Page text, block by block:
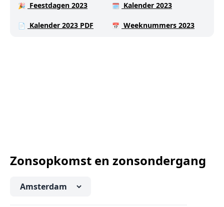
🎉 Feestdagen 2023 🗓️ Kalender 2023
📄 Kalender 2023 PDF 📅 Weeknummers 2023
Zonsopkomst en zonsondergang